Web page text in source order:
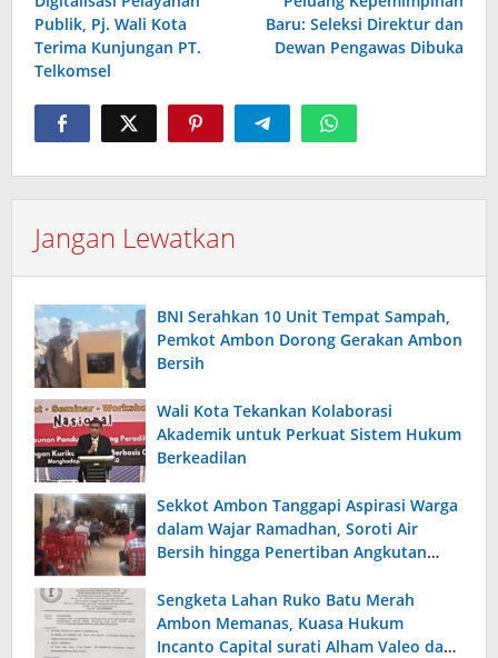
Publik, Pj. Wali Kota
Terima Kunjungan PT.
Telkomsel
Baru: Seleksi Direktur dan
Dewan Pengawas Dibuka
Jangan Lewatkan
BNI Serahkan 10 Unit Tempat Sampah,
Pemkot Ambon Dorong Gerakan Ambon
Bersih
Wali Kota Tekankan Kolaborasi
Akademik untuk Perkuat Sistem Hukum
Sekkot Ambon Tanggapi Aspirasi Warga
dalam Wajar Ramadhan, Soroti Air
Bersih hingga Penertiban Angkutan
Sengketa Lahan Ruko Batu Merah
Ambon Memanas, Kuasa Hukum
Incanto Capital surati Alham Valeo dan